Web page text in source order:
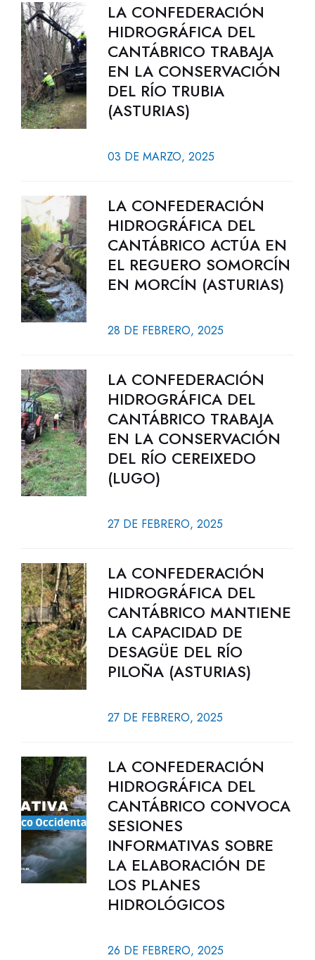
LA CONFEDERACIÓN
HIDROGRÁFICA DEL
CANTÁBRICO TRABAJA
EN LA CONSERVACIÓN
DEL RÍO TRUBIA
(ASTURIAS)
03 DE MARZO, 2025
LA CONFEDERACIÓN
HIDROGRÁFICA DEL
CANTÁBRICO ACTÚA EN
EL REGUERO SOMORCÍN
EN MORCÍN (ASTURIAS)
28 DE FEBRERO, 2025
LA CONFEDERACIÓN
HIDROGRÁFICA DEL
CANTÁBRICO TRABAJA
EN LA CONSERVACIÓN
DEL RÍO CEREIXEDO
(LUGO)
27 DE FEBRERO, 2025
LA CONFEDERACIÓN
HIDROGRÁFICA DEL
CANTÁBRICO MANTIENE
LA CAPACIDAD DE
DESAGÜE DEL RÍO
PILOÑA (ASTURIAS)
27 DE FEBRERO, 2025
LA CONFEDERACIÓN
HIDROGRÁFICA DEL
CANTÁBRICO CONVOCA
SESIONES
INFORMATIVAS SOBRE
LA ELABORACIÓN DE
LOS PLANES
HIDROLÓGICOS
26 DE FEBRERO, 2025